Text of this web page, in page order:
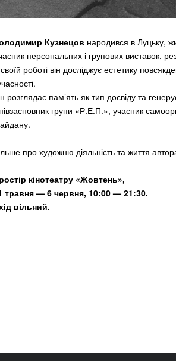
Кузнецов народився в Луцьку,
персональних і групових виставок,
роботі він досліджує естетику
розглядає пам’ять як тип досвіду та
групи «Р.Е.П.», учасник
про художню діяльність та життя
кінотеатру «Жовтень»,
травня — 6 червня, 10:00— 21:30.
вільний.